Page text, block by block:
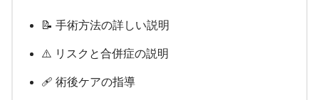
📝 手術方法の詳しい説明
⚠️ リスクと合併症の説明
🩹 術後ケアの指導